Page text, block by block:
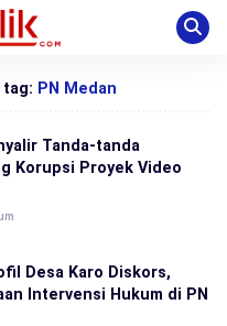
tag: PN Medan
Tanda-tanda
Korupsi Proyek Video
Desa Karo Diskors,
Intervensi Hukum di PN